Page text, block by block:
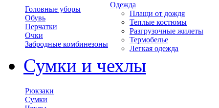
Головные уборы
Обувь
Перчатки
Очки
Забродные комбинезоны
Одежда
Плащи от дождя
Теплые костюмы
Разгрузочные жилеты
Термобелье
Легкая одежда
Сумки и чехлы
Рюкзаки
Сумки